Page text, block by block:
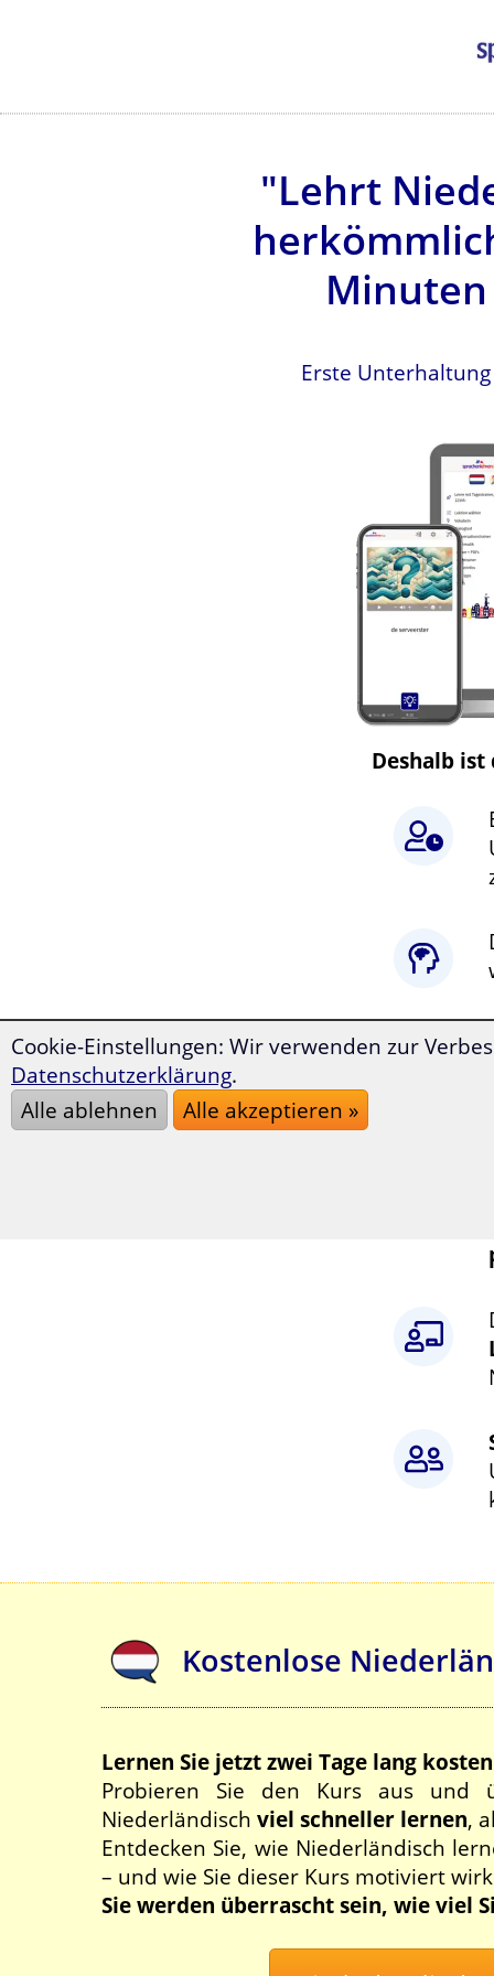
"Lehrt
Minuten
Erste
Deshalb
Kostenlose
Lernen Sie jetzt zwei Tage lang
Probieren Sie den Kurs aus und
Niederländisch viel schneller lernen,
Entdecken Sie, wie Niederländisch
– und wie Sie dieser Kurs motiviert
Sie werden überrascht sein, wie viel
Cookie-Einstellungen: Wir verwenden zur
Datenschutzerklärung.
Alle ablehnen
Alle akzeptieren »